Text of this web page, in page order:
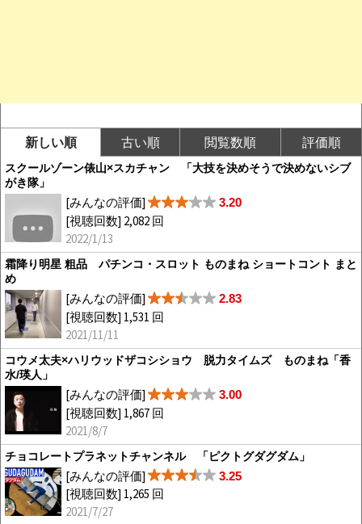
新しい順 古い順 閲覧数順 評価順
スクールゾーン俵山×スカチャン 「大技を決めそうで決めないシブ
がき隊」
[みんなの評価] 3.20
[視聴回数] 2,082 回
2022/1/13
霜降り明星 粗品 パチンコ・スロット ものまね ショートコント まと
め
[みんなの評価] 2.83
[視聴回数] 1,531 回
2021/11/11
コウメ太夫×ハリウッドザコシショウ 脱力タイムズ ものまね「香
水/瑛人」
[みんなの評価] 3.00
[視聴回数] 1,867 回
2021/8/7
チョコレートプラネットチャンネル 「ピクトグダグダム」
[みんなの評価] 3.25
[視聴回数] 1,265 回
2021/7/27